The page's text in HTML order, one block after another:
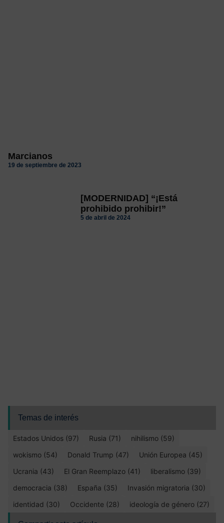
Marcianos
19 de septiembre de 2023
[MODERNIDAD] “¡Está
prohibido prohibir!”
5 de abril de 2024
Temas de interés
Estados Unidos (97) Rusia (71)
nihilismo (59)
wokismo (54)
Donald Trump (47)
Unión Europea (45)
Ucrania (43)
El Gran Reemplazo (41)
liberalismo (39)
democracia (38)
España (35)
Invasión migratoria (30)
identidad (30)
Occidente (28) ideología de género (27)